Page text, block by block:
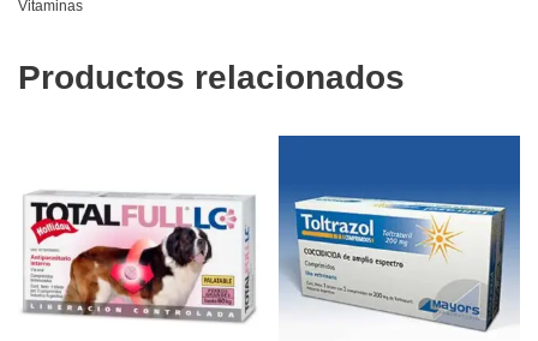
Vitaminas
Productos relacionados